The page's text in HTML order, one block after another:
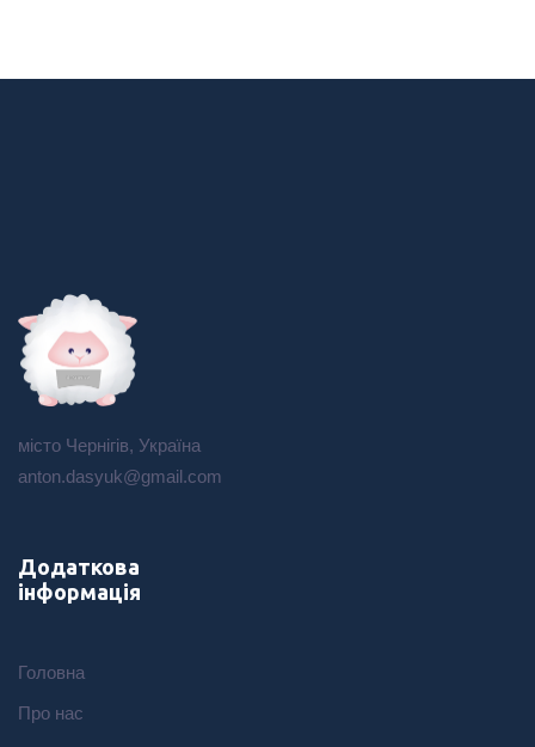
місто Чернігів, Україна
anton.dasyuk@gmail.com
Додаткова
інформація
Головна
Про нас